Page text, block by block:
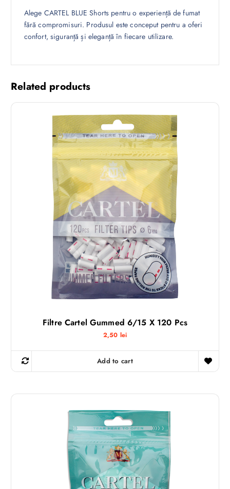
Alege CARTEL BLUE Shorts pentru o experiență de fumat
fără compromisuri. Produsul este conceput pentru a oferi
confort, siguranță și eleganță în fiecare utilizare.
Related products
Filtre Cartel Gummed 6/15 X 120 Pcs
2,50 lei
Add to cart